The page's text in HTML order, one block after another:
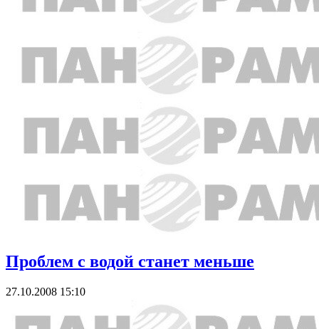
Проблем с водой станет меньше
27.10.2008 15:10